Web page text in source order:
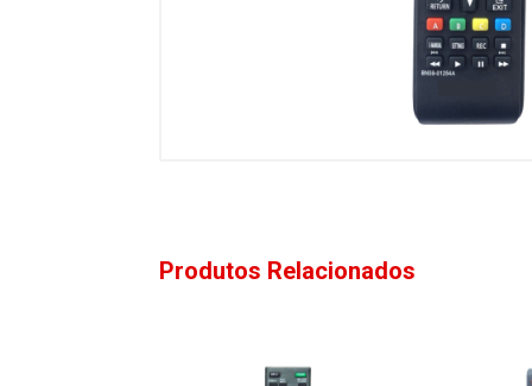
Produtos Relacionados